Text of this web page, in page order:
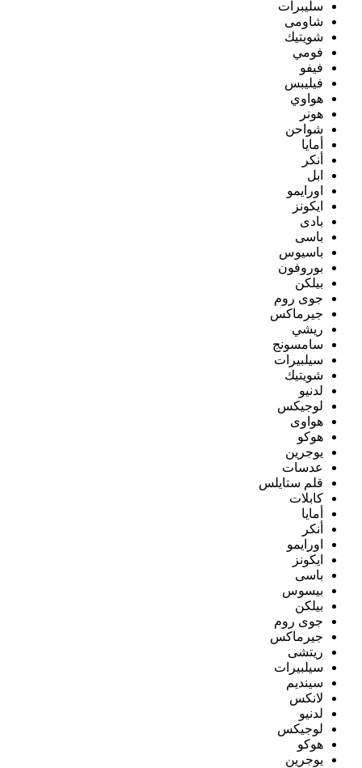
سليبرات
شاومى
شويتيك
فومي
فيفو
فيليبس
هواوي
هونر
شواحن
أمايا
أنكر
ابل
اورايمو
ايكونز
بادى
باسى
باسيوس
بوروفون
بيلكن
جوى روم
جيرماكس
ريشي
سامسونج
سيلبيرات
شويتيك
لدنيو
لوجيكس
هواوى
هوكو
يوجرين
عدسات
قلم ستايلس
كابلات
أمايا
أنكر
اورايمو
ايكونز
باسى
بيسوس
بيلكن
جوى روم
جيرماكس
ريتشى
سيلبيرات
سينديم
لانكس
لدنيو
لوجيكس
هوكو
يوجرين